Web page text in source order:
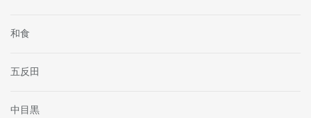
和食
五反田
中目黒